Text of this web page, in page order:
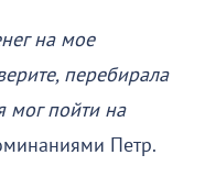
на мое
перебирала
мог пойти на
Петр.